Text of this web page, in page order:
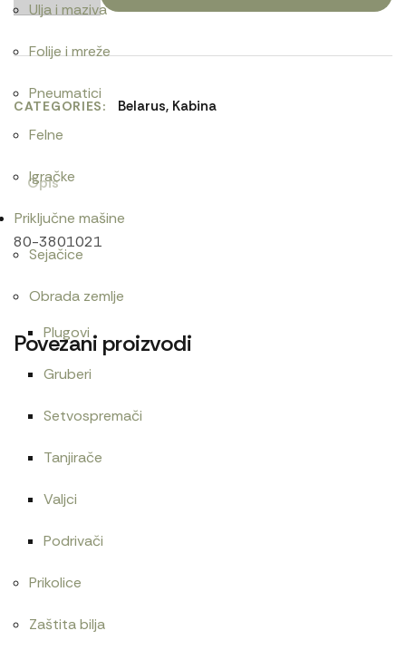
Ulja i maziva
Folije i mreže
Pneumatici
Felne
Igračke
Priključne mašine
Sejačice
Obrada zemlje
Plugovi
Gruberi
Setvospremači
Tanjirače
Valjci
Podrivači
Prikolice
Zaštita bilja
CATEGORIES Belarus, Kabina
Opis
80-3801021
Povezani proizvodi
Ac pumpa 1221.3 Motorpal
14.400
18.000